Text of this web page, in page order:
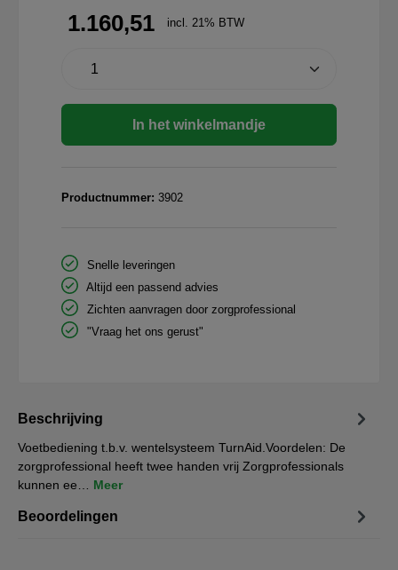
1.160,51 incl. 21% BTW
In het winkelmandje
Productnummer: 3902
Snelle leveringen
Altijd een passend advies
Zichten aanvragen door zorgprofessional
"Vraag het ons gerust"
Beschrijving
Voetbediening t.b.v. wentelsysteem TurnAid.Voordelen: De
zorgprofessional heeft twee handen vrij Zorgprofessionals
kunnen ee… Meer
Beoordelingen